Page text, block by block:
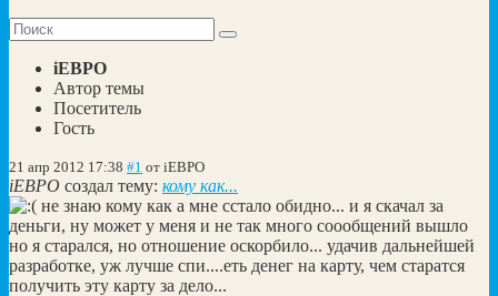
iEBPO
Автор темы
Посетитель
Гость
21 апр 2012 17:38 #1 от iEBPO
iEBPO создал тему: кому как...
не знаю кому как а мне сстало обидно... и я скачал за
деньги, ну может у меня и не так много соообщений вышло
но я старался, но отношение оскорбило... удачив дальнейшей
разработке, уж лучше спи....еть денег на карту, чем старатся
получить эту карту за дело...